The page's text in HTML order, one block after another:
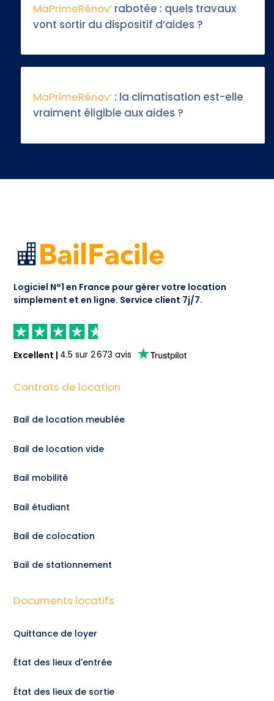
MaPrimeRénov’ rabotée : quels travaux
vont sortir du dispositif d’aides ?
MaPrimeRénov’ : la climatisation est-elle
vraiment éligible aux aides ?
Logiciel N°1 en France pour gérer votre location
simplement et en ligne. Service client 7j/7.
Excellent | 4.5 sur2 673 avis
Contrats de location
Bail de location meublée
Bail de location vide
Bail mobilité
Bail étudiant
Bail de colocation
Bail de stationnement
Documents locatifs
Quittance de loyer
État des lieux d'entrée
État des lieux de sortie